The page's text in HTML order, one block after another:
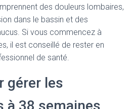
des douleurs lombaires,
dans le bassin et des
Si vous commencez à
il est conseillé de rester en
de santé.
gérer les